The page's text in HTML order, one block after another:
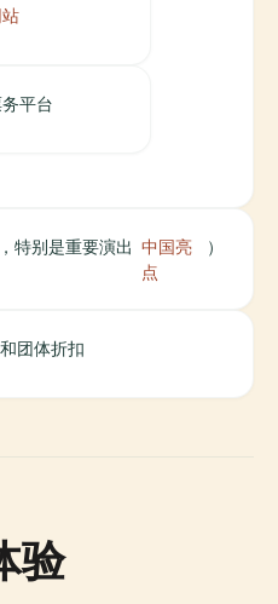
平台
特别是重要演出 中国亮
点
）
团体折扣
验